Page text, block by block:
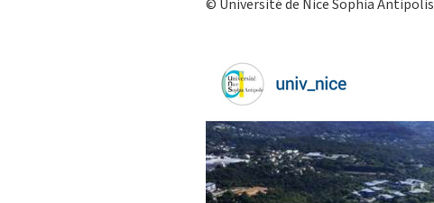
© Université de Nice Sophia Antipolis